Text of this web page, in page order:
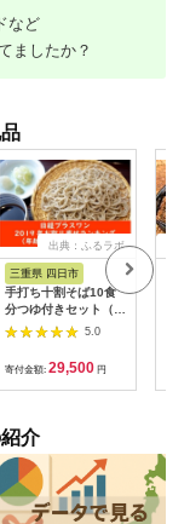
など
ましたか？
出典：ふるラボ
三重県 四日市
手打ち十割そば10食
分つゆ付きセット（生
そば）
5.0
寄付金額: 29,500 円
介